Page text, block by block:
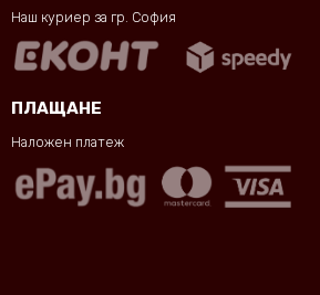
Наш куриер за гр. София
ПЛАЩАНЕ
Наложен платеж